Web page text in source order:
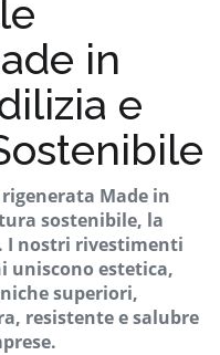
in
e
Made in
sostenibile, la
I nostri rivestimenti
uniscono estetica,
superiori,
resistente e salubre